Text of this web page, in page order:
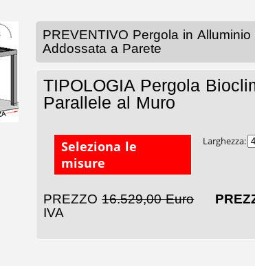
PREVENTIVO Pergola in
Addossata a Parete
TIPOLOGIA Pergola
Parallele al Muro
Seleziona le
misure
Larghezza:
PREZZO16.529,00 Euro
IVA